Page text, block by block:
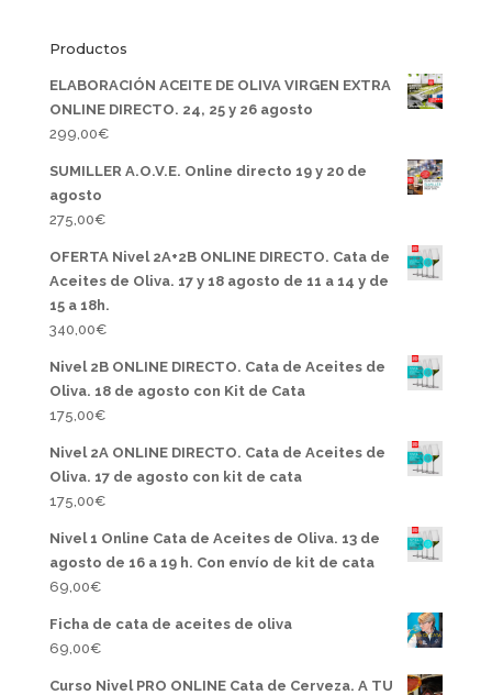
Productos
ELABORACIÓN ACEITE DE OLIVA VIRGEN EXTRA
ONLINE DIRECTO. 24, 25 y 26 agosto
299,00€
SUMILLER A.O.V.E. Online directo 19 y 20 de
agosto
275,00€
OFERTA Nivel 2A+2B ONLINE DIRECTO. Cata de
Aceites de Oliva. 17 y 18 agosto de 11 a 14 y de
15 a 18h.
340,00€
Nivel 2B ONLINE DIRECTO. Cata de Aceites de
Oliva. 18 de agosto con Kit de Cata
175,00€
Nivel 2A ONLINE DIRECTO. Cata de Aceites de
Oliva. 17 de agosto con kit de cata
175,00€
Nivel 1 Online Cata de Aceites de Oliva. 13 de
agosto de 16 a 19 h. Con envío de kit de cata
69,00€
Ficha de cata de aceites de oliva
69,00€
Curso Nivel PRO ONLINE Cata de Cerveza. A TU